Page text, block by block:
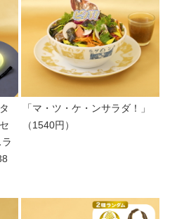
「マ・ツ・ケ・ンサラダ！」
（1540円）